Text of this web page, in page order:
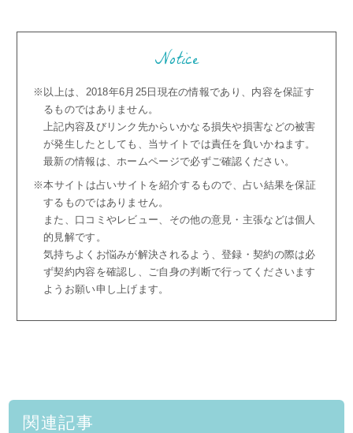
Notice
※以上は、2018年6月25日現在の情報であり、内容を保証す
るものではありません。
上記内容及びリンク先からいかなる損失や損害などの被害
が発生したとしても、当サイトでは責任を負いかねます。
最新の情報は、ホームページで必ずご確認ください。
※本サイトは占いサイトを紹介するもので、占い結果を保証
するものではありません。
また、口コミやレビュー、その他の意見・主張などは個人
的見解です。
気持ちよくお悩みが解決されるよう、登録・契約の際は必
ず契約内容を確認し、ご自身の判断で行ってくださいます
ようお願い申し上げます。
関連記事